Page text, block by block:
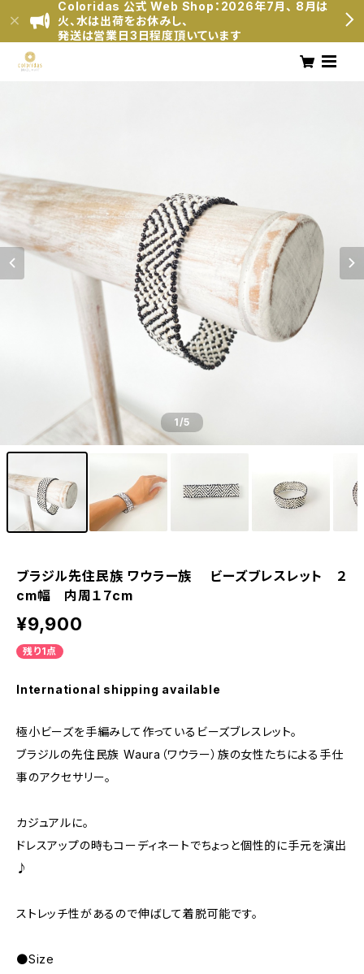
Coloridas 公式 Web Shop：2026年7月、 8月は
火、水は出荷をお休みし、
発送は営業日3日程度頂いています
1/5
ブラジル先住民族 ワウラー族 ビーズブレスレット ２
cm幅 内周１７cm
¥9,900
残り1点
International shipping available
極小ビーズを手編みして作っているビーズブレスレット。
ブラジルの先住民族 Waura（ワウラー）族の女性たちによる手仕
事のアクセサリー。
カジュアルに。
ドレスアップの時もコーディネートでちょっと個性的に手元を演出
♪
ストレッチ性があるので伸ばして着脱可能です。
●Size